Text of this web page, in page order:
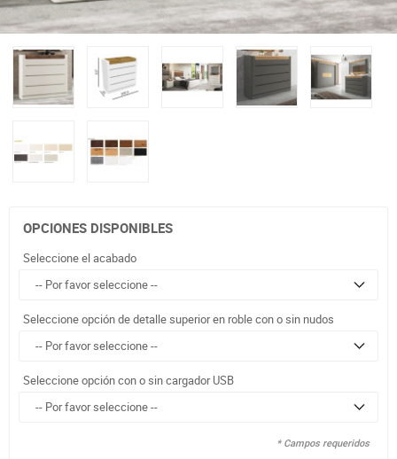
OPCIONES DISPONIBLES
Seleccione el acabado
Seleccione opción de detalle superior en roble con o sin nudos
Seleccione opción con o sin cargador USB
* Campos requeridos